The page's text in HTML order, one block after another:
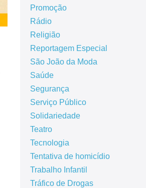
Promoção
Rádio
Religião
Reportagem Especial
São João da Moda
Saúde
Segurança
Serviço Público
Solidariedade
Teatro
Tecnologia
Tentativa de homicídio
Trabalho Infantil
Tráfico de Drogas